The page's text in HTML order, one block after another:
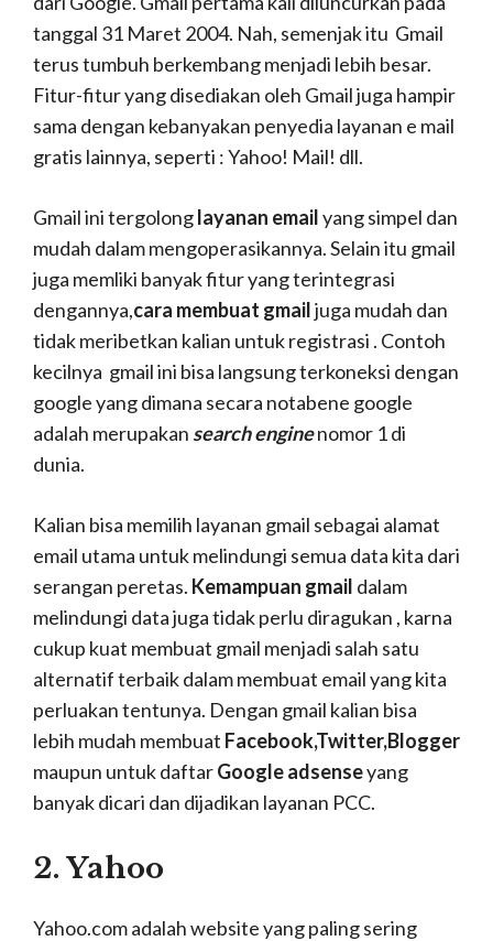
tanggal 31 Maret 2004. Nah, semenjak itu Gmail
terus tumbuh berkembang menjadi lebih besar.
Fitur-fitur yang disediakan oleh Gmail juga hampir
sama dengan kebanyakan penyedia layanan e mail
gratis lainnya, seperti : Yahoo! Mail! dll.
Gmail ini tergolonglayanan emailyang simpel dan
mudah dalam mengoperasikannya. Selain itu gmail
juga memliki banyak fitur yang terintegrasi
dengannya,cara membuat gmailjuga mudah dan
tidak meribetkan kalian untuk registrasi . Contoh
kecilnya gmail ini bisa langsung terkoneksi dengan
google yang dimana secara notabene google
adalah merupakan search enginenomor 1 di
dunia.
Kalian bisa memilih layanan gmail sebagai alamat
email utama untuk melindungi semua data kita dari
serangan peretas. Kemampuan gmail dalam
melindungi data juga tidak perlu diragukan , karna
cukup kuat membuat gmail menjadi salah satu
alternatif terbaik dalam membuat email yang kita
perluakan tentunya. Dengan gmail kalian bisa
lebih mudah membuat Facebook,Twitter,Blogger
maupun untuk daftarGoogle adsenseyang
banyak dicari dan dijadikan layanan PCC.
2. Yahoo
Yahoo.com adalah website yang paling sering